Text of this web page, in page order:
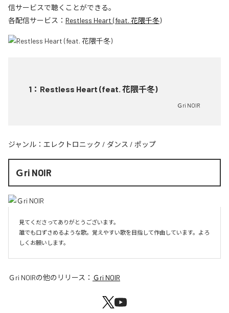
信サービスで聴くことができる。
各配信サービス： Restless Heart (feat. 花隈千冬)
1 ： Restless Heart (feat. 花隈千冬)
Ｇri NOIR
ジャンル： エレクトロニック / ダンス / ポップ
Ｇri NOIR
見てくださってありがとうございます。
誰でも口ずさめるような歌。覚えやすい歌を目指して作曲しています。よろ
しくお願いします。
Ｇri NOIRの他のリリース： Ｇri NOIR